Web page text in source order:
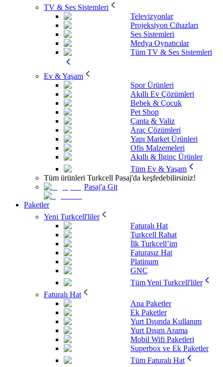
TV & Ses Sistemleri
Televizyonlar
Projeksiyon Cihazları
Ses Sistemleri
Medya Oynatıcılar
Tüm TV & Ses Sistemleri
Ev & Yaşam
Spor Ürünleri
Akıllı Ev Çözümleri
Bebek & Çocuk
Pet Shop
Çanta & Valiz
Araç Çözümleri
Yapı Market Ürünleri
Ofis Malzemeleri
Akıllı & İlginç Ürünler
Tüm Ev & Yaşam
Tüm ürünleri Turkcell Pasaj'da keşfedebilirsiniz!
Pasaj'a Git
Paketler
Yeni Turkcell'liler
Faturalı Hat
Turkcell Rahat
İlk Turkcell’im
Faturasız Hat
Platinum
GNÇ
Tüm Yeni Turkcell'liler
Faturalı Hat
Ana Paketler
Ek Paketler
Yurt Dışında Kullanım
Yurt Dışını Arama
Mobil Wifi Paketleri
Superbox ve Ek Paketler
Tüm Faturalı Hat